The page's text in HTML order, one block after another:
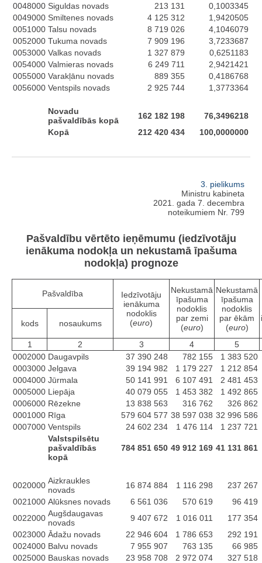
0048000 Siguldas novads 213 131
0,1003345
0049000 Smiltenes novads 4 125 312
1,9420505
0051000 Talsu novads 8 719 026
4,1046079
0052000 Tukuma novads 7 909 196
3,7233687
0053000 Valkas novads 1 327 879
0,6251183
0054000 Valmieras novads 6 249 711
2,9421421
0055000 Varakļānu novads 889 355
0,4186768
0056000 Ventspils novads 2 925 744 1,3773364
Novadu
pašvaldībās kopā
162 182 198
76,3496218
Kopā
212 420 434 100,0000000
3. pielikums
Ministru kabineta
2021. gada 7. decembra
noteikumiem Nr. 799
Pašvaldību vērtēto ieņēmumu (iedzīvotāju
ienākuma nodokļa un nekustamā īpašuma
nodokļa) prognoze
Pašvaldība
Iedzīvotāju
ienākuma
nodoklis
(euro)
Nekustamā
īpašuma
nodoklis
par zemi
(euro)
Nekustamā
īpašuma
nodoklis
par ēkām
(euro)
kods nosaukums
1 2 3 4
5
0002000 Daugavpils 37 390 248 782 155
1 383 520
0003000 Jelgava 39 194 982 1 179 227
1 212 854
0004000 Jūrmala 50 141 991 6 107 491
2 481 453
0005000 Liepāja 40 079 055 1 453 382
1 492 865
0006000 Rēzekne 13 838 563 316 762
326 862
0001000 Rīga 579 604 577 38 597 038 32 996 586
0007000 Ventspils 24 602 234 1 476 114
1 237 721
Valstspilsētu
pašvaldībās
kopā
784 851 650 49 912 169 41 131 861
0020000 Aizkraukles
novads
16 874 884 1 116 298
237 267
0021000 Alūksnes novads 6 561 036 570 619
96 419
0022000 Augšdaugavas
novads
9 407 672 1 016 011
177 354
0023000 Ādažu novads 22 946 604 1 786 653
292 191
0024000 Balvu novads 7 955 907 763 135
66 985
0025000 Bauskas novads 23 958 708 2 972 074
327 518